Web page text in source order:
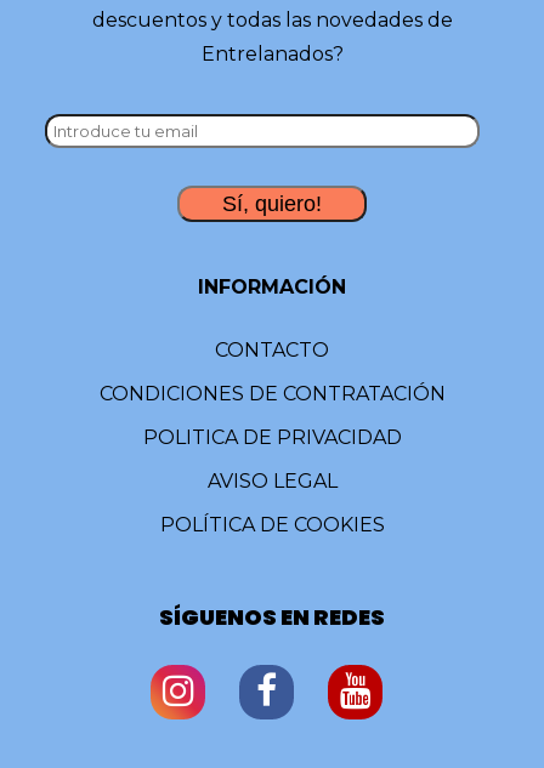
descuentos y todas las novedades de
Entrelanados?
INFORMACIÓN
CONTACTO
CONDICIONES DE CONTRATACIÓN
POLITICA DE PRIVACIDAD
AVISO LEGAL
POLÍTICA DE COOKIES
SÍGUENOS EN REDES